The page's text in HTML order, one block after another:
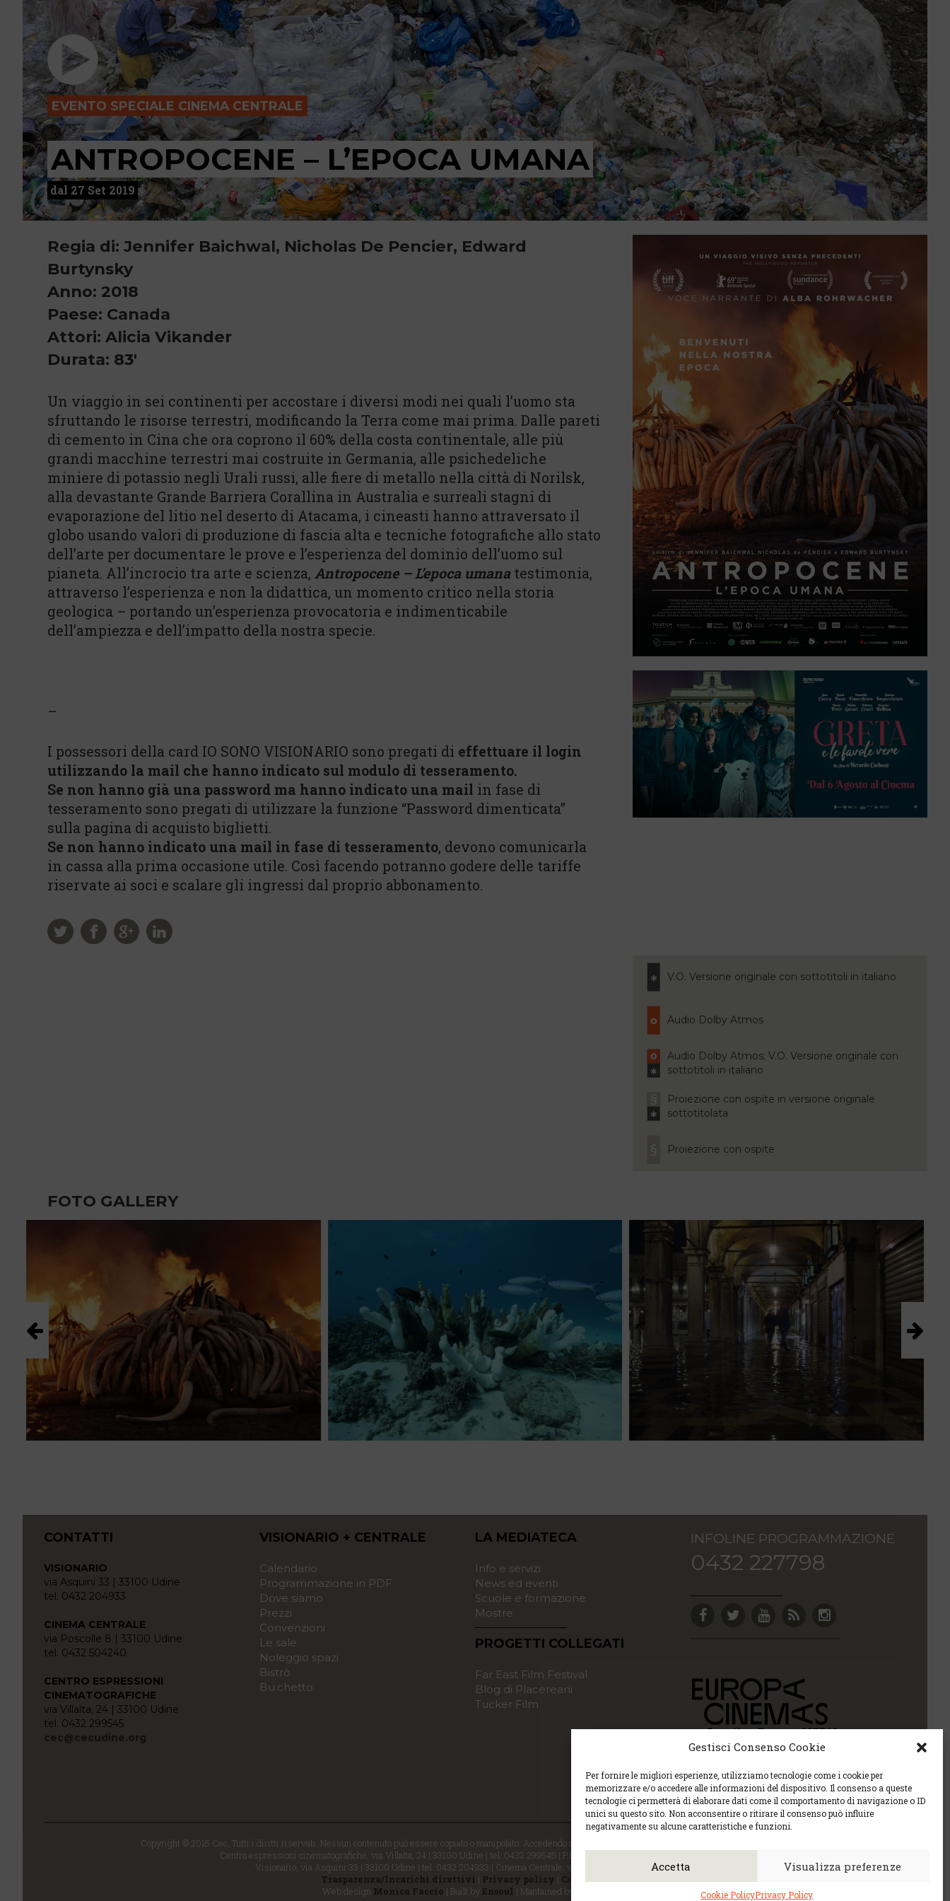
Gestisci Consenso Cookie
Per fornire le migliori esperienze, utilizziamo tecnologie come i cookie per
memorizzare e/o accedere alle informazioni del dispositivo. Il consenso a queste
tecnologie ci permetterà di elaborare dati come il comportamento di navigazione o ID
unici su questo sito. Non acconsentire o ritirare il consenso può influire
negativamente su alcune caratteristiche e funzioni.
Accetta Visualizza preferenze
Cookie PolicyPrivacy Policy
EVENTO SPECIALE CINEMA CENTRALE
ANTROPOCENE – L’EPOCA UMANA
dal 27 Set 2019
Regia di: Jennifer Baichwal, Nicholas De Pencier, Edward
Burtynsky
Anno: 2018
Paese: Canada
Attori: Alicia Vikander
Durata: 83'
Un viaggio in sei continenti per accostare i diversi modi nei quali l’uomo sta
sfruttando le risorse terrestri, modificando la Terra come mai prima. Dalle pareti
di cemento in Cina che ora coprono il 60% della costa continentale, alle più
grandi macchine terrestri mai costruite in Germania, alle psichedeliche
miniere di potassio negli Urali russi, alle fiere di metallo nella città di Norilsk,
alla devastante Grande Barriera Corallina in Australia e surreali stagni di
evaporazione del litio nel deserto di Atacama, i cineasti hanno attraversato il
globo usando valori di produzione di fascia alta e tecniche fotografiche allo stato
dell’arte per documentare le prove e l’esperienza del dominio dell’uomo sul
pianeta. All’incrocio tra arte e scienza, Antropocene – L’epoca umana testimonia,
attraverso l’esperienza e non la didattica, un momento critico nella storia
geologica – portando un’esperienza provocatoria e indimenticabile
dell’ampiezza e dell’impatto della nostra specie.
–
I possessori della card IO SONO VISIONARIO sono pregati di effettuare il login
utilizzando la mail che hanno indicato sul modulo di tesseramento.
Se non hanno già una password ma hanno indicato una mail in fase di
tesseramento sono pregati di utilizzare la funzione “Password dimenticata”
sulla pagina di acquisto biglietti.
Se non hanno indicato una mail in fase di tesseramento, devono comunicarla
in cassa alla prima occasione utile. Così facendo potranno godere delle tariffe
riservate ai soci e scalare gli ingressi dal proprio abbonamento.
V.O. Versione originale con sottotitoli in italiano
Audio Dolby Atmos
Audio Dolby Atmos; V.O. Versione originale con
sottotitoli in italiano
Proiezione con ospite in versione originale
sottotitolata
Proiezione con ospite
FOTO GALLERY
CONTATTI
VISIONARIO
via Asquini 33 | 33100 Udine
tel. 0432 204933
CINEMA CENTRALE
via Poscolle 8 | 33100 Udine
tel. 0432 504240
CENTRO ESPRESSIONI
CINEMATOGRAFICHE
via Villalta, 24 | 33100 Udine
tel. 0432 299545
cec@cecudine.org
VISIONARIO + CENTRALE
Calendario
Programmazione in PDF
Dove siamo
Prezzi
Convenzioni
Le sale
Noleggio spazi
Bistrò
Bu.chetto
LA MEDIATECA
Info e servizi
News ed eventi
Scuole e formazione
Mostre
PROGETTI COLLEGATI
Far East Film Festival
Blog di Placereani
Tucker Film
INFOLINE PROGRAMMAZIONE
0432 227798
Copyright © 2015 Cec, Tutti i diritti riservati. Nessun contenuto può essere copiato o manipolato. Accedendo al sito approvi la Policy sulla privacy e la Policy sui contenuti.
Centro espressioni cinematografiche, via Villalta, 24 | 33100 Udine | tel. 0432 299545 | P.Iva 01295290306 |
Visionario, via Asquini 33 | 33100 Udine | tel. 0432 204933 | Cinema Centrale, via Poscolle 8 | tel. 0432 504240
Trasparenza/Incarichi direttivi | Privacy policy | Cookie policy
Web design Monica Faccio | Built byEnsoul | Mantained by